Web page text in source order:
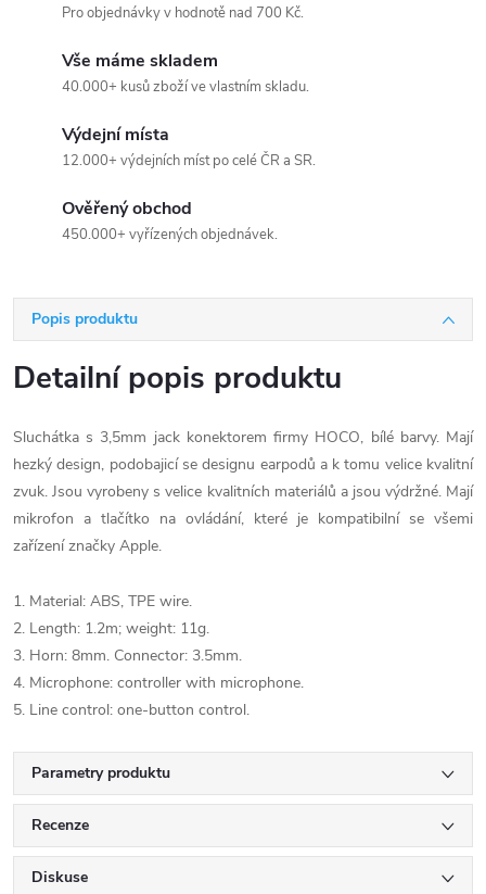
Pro objednávky v hodnotě nad 700 Kč.
Vše máme skladem
40.000+ kusů zboží ve vlastním skladu.
Výdejní místa
12.000+ výdejních míst po celé ČR a SR.
Ověřený obchod
450.000+ vyřízených objednávek.
Popis produktu
Detailní popis produktu
Sluchátka s 3,5mm jack konektorem firmy HOCO, bílé barvy. Mají
hezký design, podobajicí se designu earpodů a k tomu velice kvalitní
zvuk. Jsou vyrobeny s velice kvalitních materiálů a jsou výdržné. Mají
mikrofon a tlačítko na ovládání, které je kompatibilní se všemi
zařízení značky Apple.
1. Material: ABS, TPE wire.
2. Length: 1.2m; weight: 11g.
3. Horn: 8mm. Connector: 3.5mm.
4. Microphone: controller with microphone.
5. Line control: one-button control.
Parametry produktu
Recenze
Diskuse